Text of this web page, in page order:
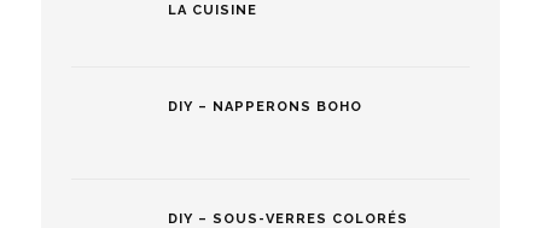
LA CUISINE
DIY – NAPPERONS BOHO
DIY – SOUS-VERRES COLORÉS